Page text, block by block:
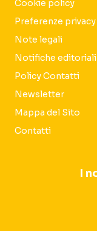
Cookie policy
Preferenze privacy
Note legali
Notifiche editoriali
Policy Contatti
Newsletter
Mappa del Sito
Contatti
I